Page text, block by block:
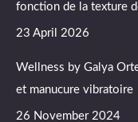
windowwindowwindow
fonction de la texture
23 April 2026
Wellness by Galya
et manucure vibratoire
26 November 2024